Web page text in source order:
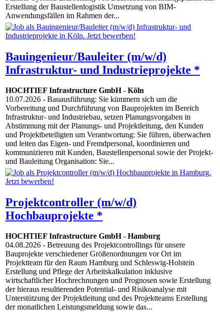
Erstellung der Baustellenlogistik Umsetzung von BIM-
Anwendungsfällen im Rahmen der...
Bauingenieur/Bauleiter (m/w/d)
Infrastruktur- und Industrieprojekte *
HOCHTIEF Infrastructure GmbH- Köln
10.07.2026 - Bauausführung: Sie kümmern sich um die
Vorbereitung und Durchführung von Bauprojekten im Bereich
Infrastruktur- und Industriebau, setzen Planungsvorgaben in
Abstimmung mit der Planungs- und Projektleitung, den Kunden
und Projektbeteiligten um Verantwortung: Sie führen, überwachen
und leiten das Eigen- und Fremdpersonal, koordinieren und
kommunizieren mit Kunden, Baustellenpersonal sowie der Projekt-
und Bauleitung Organisation: Sie...
Projektcontroller (m/w/d)
Hochbauprojekte *
HOCHTIEF Infrastructure GmbH- Hamburg
04.08.2026 - Betreuung des Projektcontrollings für unsere
Bauprojekte verschiedener Größenordnungen vor Ort im
Projektteam für den Raum Hamburg und Schleswig-Holstein
Erstellung und Pflege der Arbeitskalkulation inklusive
wirtschaftlicher Hochrechnungen und Prognosen sowie Erstellung
der hieraus resultierenden Potential- und Risikoanalyse mit
Unterstützung der Projektleitung und des Projektteams Erstellung
der monatlichen Leistungsmeldung sowie das...